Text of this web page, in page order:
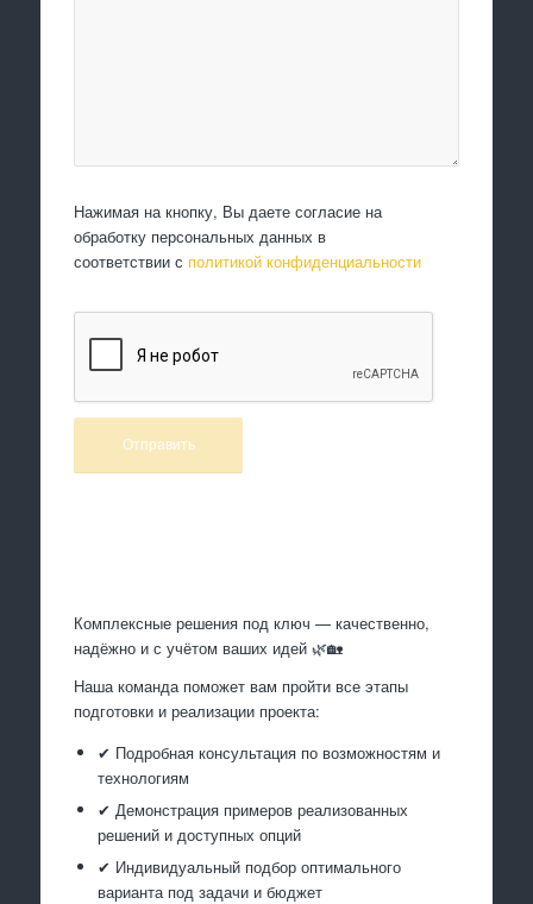
Нажимая на кнопку, Вы даете согласие на
обработку персональных данных в
соответствии с политикой конфиденциальности
Комплексные решения под ключ — качественно,
надёжно и с учётом ваших идей 🌿🏡
Наша команда поможет вам пройти все этапы
подготовки и реализации проекта:
✔ Подробная консультация по возможностям и
технологиям
✔ Демонстрация примеров реализованных
решений и доступных опций
✔ Индивидуальный подбор оптимального
варианта под задачи и бюджет